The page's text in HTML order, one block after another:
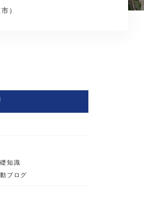
）
知識
ブログ